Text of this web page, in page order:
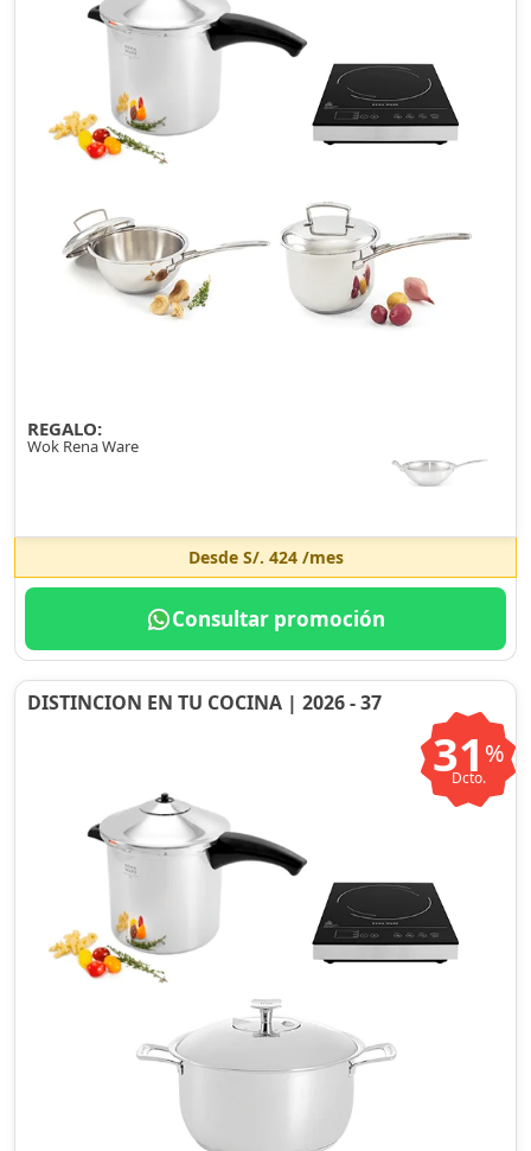
REGALO:
Wok Rena Ware
Desde S/. 424/mes
Consultar promoción
DISTINCION EN TU COCINA | 2026 - 37
31 %
Dcto.